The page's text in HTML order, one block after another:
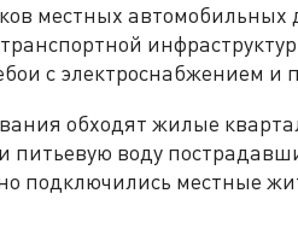
местных автомобильных
с электроснабжением и
обходят жилые
питьевую воду
подключились местные